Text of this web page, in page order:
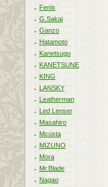
Fenix
G.Sakai
Ganzo
Hatamoto
Kanetsugu
KANETSUNE
KING
LANSKY
Leatherman
Led Lenser
Masahiro
Mcusta
MIZUNO
Mora
Mr.Blade
Nagao